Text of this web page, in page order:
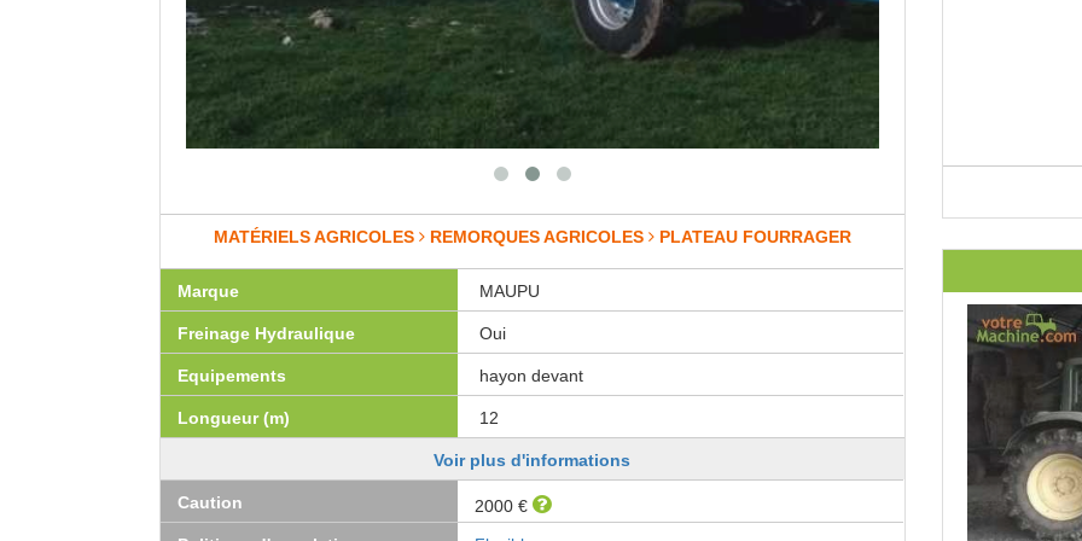
MATÉRIELS AGRICOLES REMORQUES AGRICOLES PLATEAU FOURRAGER
Marque MAUPU
Freinage Hydraulique Oui
Equipements hayon devant
Longueur (m) 12
Voir plus d'informations
Caution
2000 €